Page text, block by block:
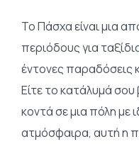
Το Πάσχα είναι μια
περιόδους για
έντονες παραδόσεις
Είτε το κατάλυμά σου
κοντά σε μια πόλη με
ατμόσφαιρα, αυτή η